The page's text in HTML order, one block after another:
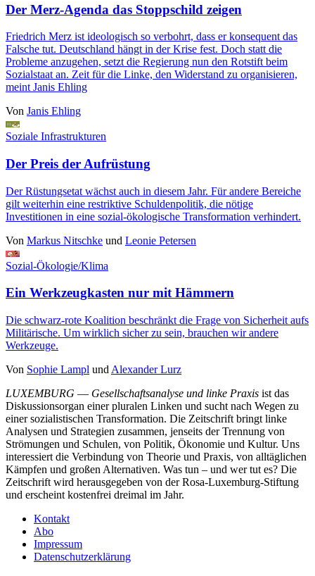
Der Merz-Agenda das Stoppschild zeigen
Friedrich Merz ist ideologisch so verbohrt, dass er konsequent das
Falsche tut. Deutschland hängt in der Krise fest. Doch statt die
Probleme anzugehen, setzt die Regierung nun den Rotstift beim
Sozialstaat an. Zeit für die Linke, den Widerstand zu organisieren,
meint Janis Ehling
Von Janis Ehling
Soziale Infrastrukturen
Der Preis der Aufrüstung
Der Rüstungsetat wächst auch in diesem Jahr. Für andere Bereiche
gilt weiterhin eine restriktive Schuldenpolitik, die nötige
Investitionen in eine sozial-ökologische Transformation verhindert.
Von Markus Nitschke und Leonie Petersen
Sozial-Ökologie/Klima
Ein Werkzeugkasten nur mit Hämmern
Die schwarz-rote Koalition beschränkt die Frage von Sicherheit aufs
Militärische. Um wirklich sicher zu sein, brauchen wir andere
Werkzeuge.
Von Sophie Lampl und Alexander Lurz
LUXEMBURG — Gesellschaftsanalyse und linke Praxis ist das
Diskussionsorgan einer pluralen Linken und sucht nach Wegen zu
einer sozialistischen Transformation. Die Zeitschrift bringt linke
Analysen und Strategien zusammen, jenseits der Trennung von
Strömungen und Schulen, von Politik, Ökonomie und Kultur. Uns
interessiert die Verbindung von Theorie und Praxis, von alltäglichen
Kämpfen und großen Alternativen. Was tun – und wer tut es? Die
Zeitschrift wird herausgegeben von der Rosa-Luxemburg-Stiftung
und erscheint kostenfrei dreimal im Jahr.
Kontakt
Abo
Impressum
Datenschutzerklärung